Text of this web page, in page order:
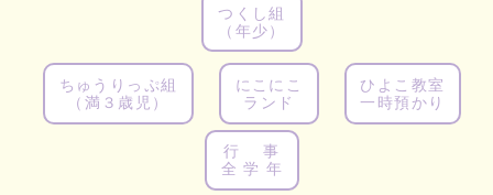
つくし組
（年少）
ちゅうりっぷ組
（満３歳児）
にこにこ
ランド
ひよこ教室
一時預かり
行 事
全 学 年